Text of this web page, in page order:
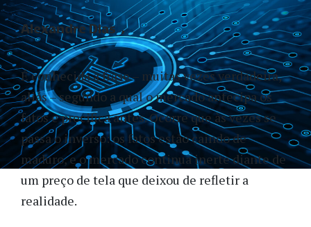
É conhecida a frase – muitas vezes verdadeira,
aliás – segundo a qual o mercado antecipa os
fatos e precifica antes. Ocorre que às vezes se
passa o inverso: os fatos estão caindo de
maduro, e o mercado continua inerte diante de
um preço de tela que deixou de refletir a
realidade.
Alexandre Dias